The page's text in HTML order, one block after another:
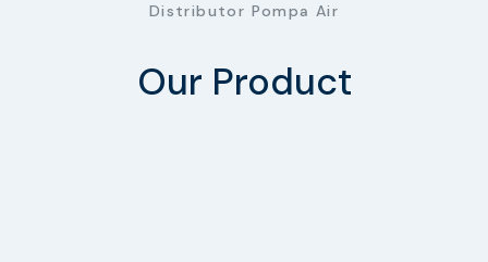
Distributor Pompa Air
Our Product